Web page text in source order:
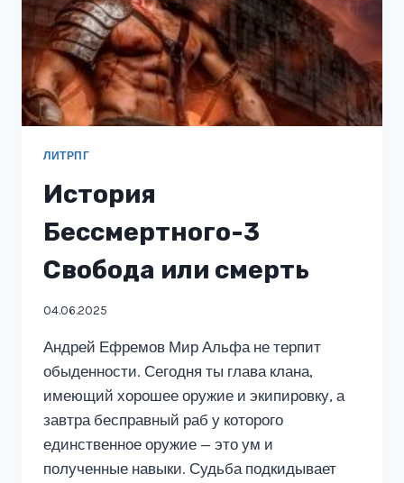
ЛИТРПГ
История
Бессмертного-3
Свобода или смерть
04.06.2025
Андрей Ефремов Мир Альфа не терпит
обыденности. Сегодня ты глава клана,
имеющий хорошее оружие и экипировку, а
завтра бесправный раб у которого
единственное оружие — это ум и
полученные навыки. Судьба подкидывает